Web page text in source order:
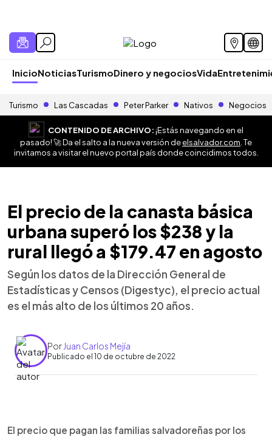
InicioNoticiasTurismoDinero y negociosVida
Turismo Las Cascadas Peter Parker Nativos Negocios
CONTENIDO DE ARCHIVO:¡Estás navegando en el
pasado! 🚀 Da el salto a la nueva versión deelsalvador.com . Te
invitamos a visitar el nuevo portal país donde coincidimos todos.
El precio de la canasta básica
urbana superó los $238 y la
rural llegó a $179.47 en agosto
Según los datos de la Dirección General de
Estadísticas y Censos (Digestyc), el precio actual
es el más alto de los últimos 20 años.
Por Juan Carlos Mejía
Publicado el 10 de octubre de 2022
► Escuchar artículo
El precio que pagan las familias salvadoreñas por los